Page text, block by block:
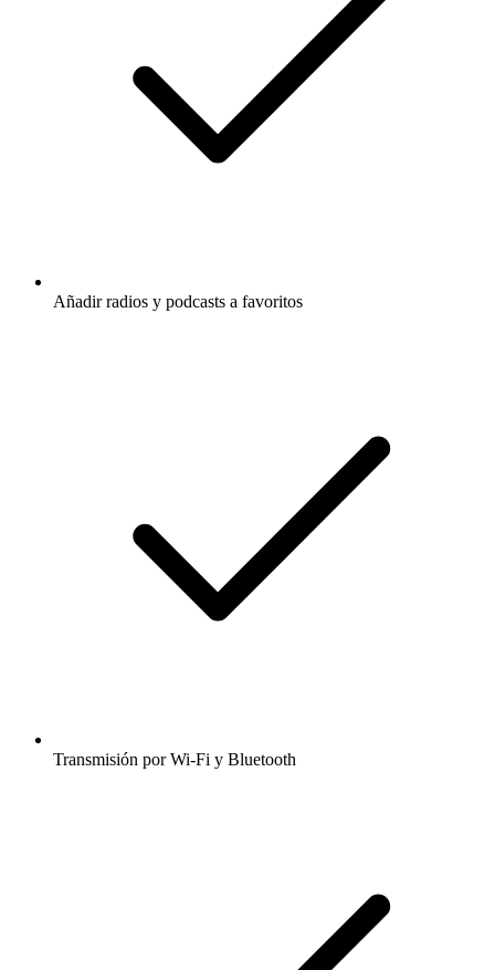
Añadir radios y podcasts a favoritos
Transmisión por Wi-Fi y Bluetooth